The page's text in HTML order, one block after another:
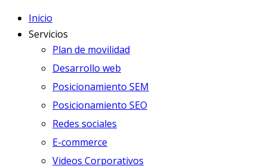
Inicio
Servicios
Plan de movilidad
Desarrollo web
Posicionamiento SEM
Posicionamiento SEO
Redes sociales
E-commerce
Videos Corporativos